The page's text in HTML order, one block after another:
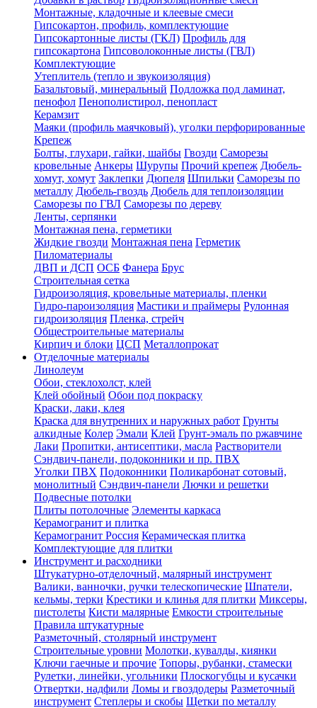
Монтажные, кладочные и клеевые смеси
Гипсокартон, профиль, комплектующие
Гипсокартонные листы (ГКЛ) Профиль для
гипсокартона Гипсоволоконные листы (ГВЛ)
Комплектующие
Утеплитель (тепло и звукоизоляция)
Базальтовый, минеральный Подложка под ламинат,
пенофол Пенополистирол, пенопласт
Керамзит
Маяки (профиль маячковый), уголки перфорированные
Крепеж
Болты, глухари, гайки, шайбы Гвозди Саморезы
кровельные Анкеры Шурупы Прочий крепеж Дюбель-
хомут, хомут Заклепки Дюпеля Шпильки Саморезы по
металлу Дюбель-гвоздь Дюбель для теплоизоляции
Саморезы по ГВЛ Саморезы по дереву
Ленты, серпянки
Монтажная пена, герметики
Жидкие гвозди Монтажная пена Герметик
Пиломатериалы
ДВП и ДСП ОСБ Фанера Брус
Строительная сетка
Гидроизоляция, кровельные материалы, пленки
Гидро-пароизоляция Мастики и праймеры Рулонная
гидроизоляция Пленка, стрейч
Общестроительные материалы
Кирпич и блоки ЦСП Металлопрокат
Отделочные материалы
Линолеум
Обои, стеклохолст, клей
Клей обойный Обои под покраску
Краски, лаки, клея
Краска для внутренних и наружных работ Грунты
алкидные Колер Эмали Клей Грунт-эмаль по ржавчине
Лаки Пропитки, антисептики, масла Растворители
Сэндвич-панели, подоконники и пр. ПВХ
Уголки ПВХ Подоконники Поликарбонат сотовый,
монолитный Сэндвич-панели Лючки и решетки
Подвесные потолки
Плиты потолочные Элементы каркаса
Керамогранит и плитка
Керамогранит Россия Керамическая плитка
Комплектующие для плитки
Инструмент и расходники
Штукатурно-отделочный, малярный инструмент
Валики, ванночки, ручки телескопические Шпатели,
кельмы, терки Крестики и клинья для плитки Миксеры,
пистолеты Кисти малярные Емкости строительные
Правила штукатурные
Разметочный, столярный инструмент
Строительные уровни Молотки, кувалды, киянки
Ключи гаечные и прочие Топоры, рубанки, стамески
Рулетки, линейки, угольники Плоскогубцы и кусачки
Отвертки, надфили Ломы и гвоздодеры Разметочный
инструмент Степлеры и скобы Щетки по металлу